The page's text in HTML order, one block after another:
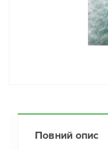
Повний опис